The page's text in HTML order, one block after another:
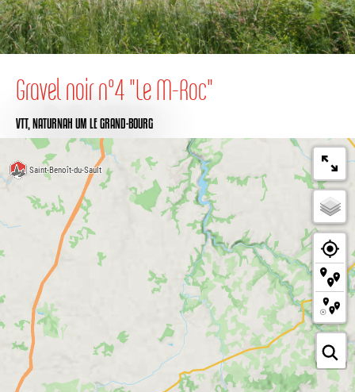
Gravel noir n°4 "Le M-Roc"
VTT,NATURNAH UM LE GRAND-BOURG